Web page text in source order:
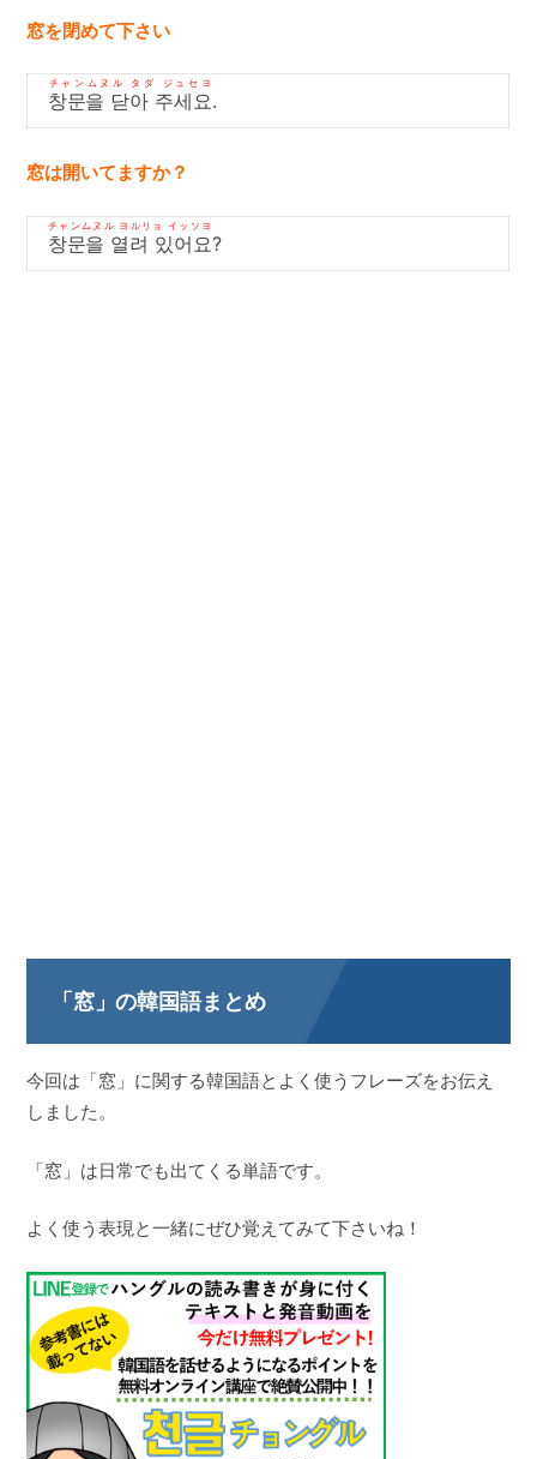
窓を閉めて下さい
창문을 닫아 주세요
チャンムヌル タダ ジュセヨ
.
窓は開いてますか？
창문을 열려 있어요
チャンムヌル ヨルリョ イッソヨ
?
「窓」の韓国語まとめ
今回は「窓」に関する韓国語とよく使うフレーズをお伝え
しました。
「窓」は日常でも出てくる単語です。
よく使う表現と一緒にぜひ覚えてみて下さいね！